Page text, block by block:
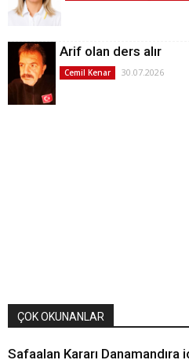
Arif olan ders alır
Cemil Kenar 30.07.2026
ÇOK OKUNANLAR
Safaalan Kararı